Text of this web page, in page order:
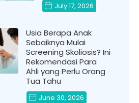
July 17, 2026
Usia Berapa Anak
Sebaiknya Mulai
Screening Skoliosis? Ini
Rekomendasi Para
Ahli yang Perlu Orang
Tua Tahu
June 30, 2026